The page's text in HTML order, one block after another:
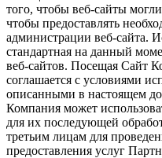
того, чтобы веб-сайты
чтобы предоставлять
администрации веб-сайта.
стандартная на данный
веб-сайтов. Посещая Сайт
соглашается с условиями
описанными в настоящем
Компания может
для их последующей
третьим лицам для
предоставления услуг